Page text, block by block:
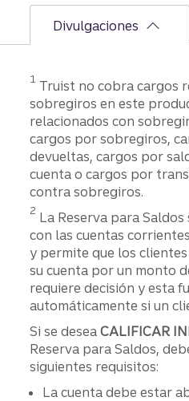
Divulgaciones
1 Truist no cobra cargos
sobregiros en este
relacionados con
cargos por sobregiros,
devueltas, cargos por
cuenta o cargos por
contra sobregiros.
Divulgación
2 La Reserva para
con las cuentas
y permite que los
su cuenta por un monto
requiere decisión y esta
automáticamente si un
Si se deseaCALIFICAR
Reserva para Saldos,
siguientes requisitos:
La cuenta debe estar